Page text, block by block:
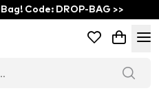
Code: DROP-BAG >>